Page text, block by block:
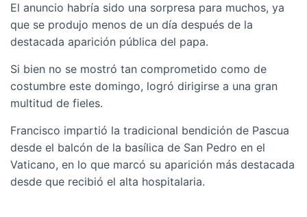
El anuncio habría sido una sorpresa para muchos, ya
que se produjo menos de un día después de la
destacada aparición pública del papa.
Si bien no se mostró tan comprometido como de
costumbre este domingo, logró dirigirse a una gran
multitud de fieles.
Francisco impartió la tradicional bendición de Pascua
desde el balcón de la basílica de San Pedro en el
Vaticano, en lo que marcó su aparición más destacada
desde que recibió el alta hospitalaria.